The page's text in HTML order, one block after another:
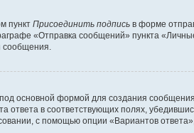
пункт Присоединить подпись в форме
«Отправка сообщений» пункта
под основной формой для создания
в соответствующих полях,
с помощью опции «Вариантов